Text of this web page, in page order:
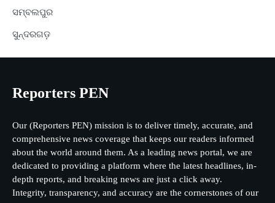
ସମ୍ବଲପୁର
ସୁନ୍ଦରଗଡ଼
Reporters PEN
Our (Reporters PEN) mission is to deliver timely, accurate, and
comprehensive news coverage that keeps our readers informed
about the world around them. As a leading news portal, we are
dedicated to providing a platform where the latest headlines, in-
depth reports, and breaking news are just a click away.
Integrity, transparency, and accuracy are the cornerstones of our